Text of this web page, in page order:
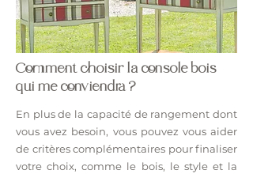
Comment choisir la console bois
qui me conviendra ?
En plus de la capacité de rangement dont
vous avez besoin, vous pouvez vous aider
de critères complémentaires pour finaliser
votre choix, comme le bois, le style et la